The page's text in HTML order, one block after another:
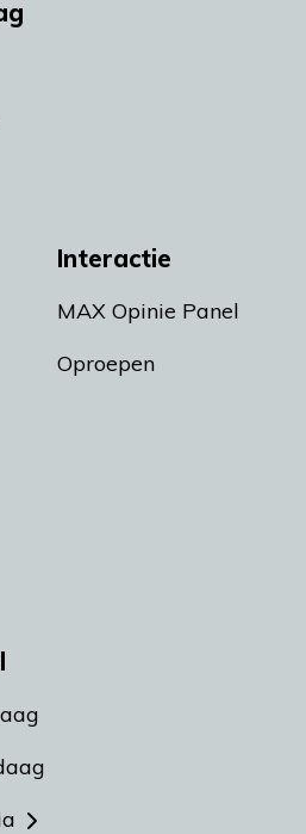
Interactie
MAX Opinie Panel
Oproepen